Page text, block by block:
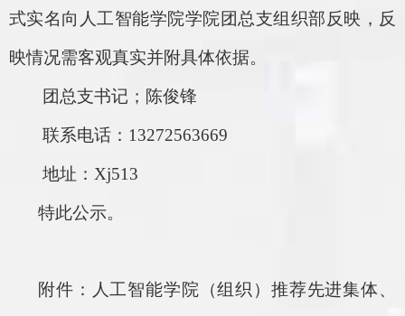
式实名向人工智能学院学院团总支组织部反映，反
映情况需客观真实并附具体依据。
团总支书记；陈俊锋
联系电话： 13272563669
地址：Xj513
特此公示。
附件：人工智能学院（组织）推荐先进集体、